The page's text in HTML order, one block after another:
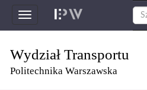
Toggle
navigation
Wydział Transportu
Politechnika Warszawska